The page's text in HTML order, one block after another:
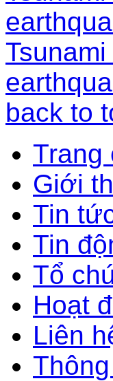
back to
Trang
Giới
Tin
Tin
Tổ
Hoạt
Liên